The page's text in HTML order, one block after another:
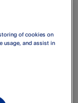
données
les erreurs de
of cookies on
usage, and assist in